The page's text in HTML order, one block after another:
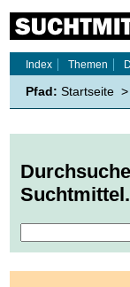
Index
Themen
Pfad: Startseite >
Durchsuche